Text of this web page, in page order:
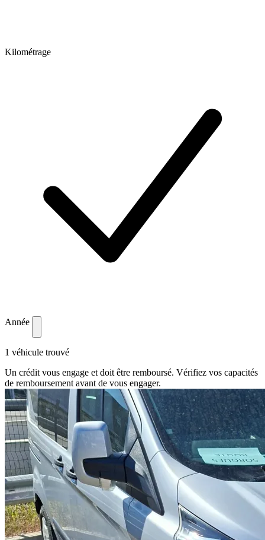
Kilométrage
Année
1 véhicule trouvé
Un crédit vous engage et doit être remboursé. Vérifiez vos capacités
de remboursement avant de vous engager.